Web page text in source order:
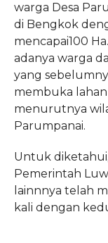
warga Desa
di Bengkok
mencapai100
adanya warga
yang
membuka
menurutnya
Parumpanai.
Untuk
Pemerintah
lainnnya telah
kali dengan